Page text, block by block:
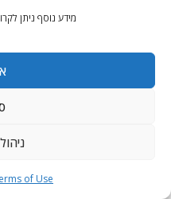
מידע נוסף ניתן
of Use